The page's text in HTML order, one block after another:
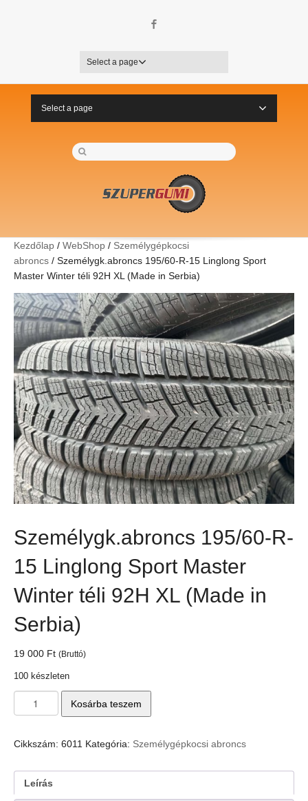
Select a page
Select a page
Kezdőlap / WebShop / Személygépkocsi
abroncs / Személygk.abroncs 195/60-R-15 Linglong Sport
Master Winter téli 92H XL (Made in Serbia)
Személygk.abroncs 195/60-R-
15 Linglong Sport Master
Winter téli 92H XL (Made in
Serbia)
19 000 Ft (Bruttó)
100 készleten
195/60-
15
Master
Winter
Kosárba teszem
Cikkszám: 6011 Kategória: Személygépkocsi abroncs
Leírás